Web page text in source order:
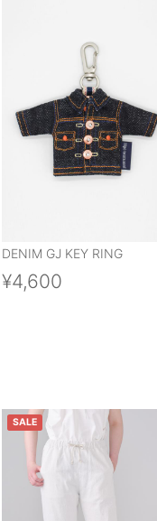
DENIM GJ KEY RING
¥4,600
SALE